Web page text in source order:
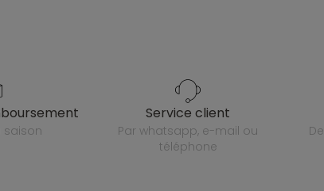
saison
service client
par whatsapp, e-mail ou
téléphone